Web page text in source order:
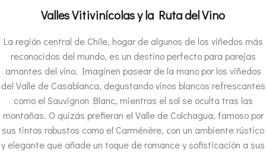
Valles Vitivinícolas y la Ruta del Vino
La región central de Chile, hogar de algunos de los viñedos más
reconocidos del mundo, es un destino perfecto para parejas
amantes del vino. Imaginen pasear de la mano por los viñedos
del Valle de Casablanca, degustando vinos blancos refrescantes
como el Sauvignon Blanc, mientras el sol se oculta tras las
montañas. O quizás prefieran el Valle de Colchagua, famoso por
sus tintos robustos como el Carménère, con un ambiente rústico
y elegante que añade un toque de romance y sofisticación a sus